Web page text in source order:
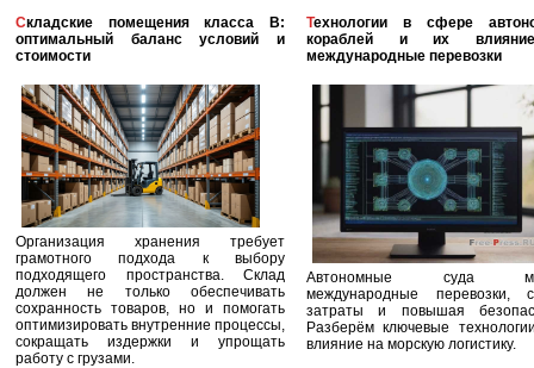
Складские помещения класса B:
оптимальный баланс условий и
стоимости
Организация хранения требует
грамотного подхода к выбору
подходящего пространства. Склад
должен не только обеспечивать
сохранность товаров, но и помогать
оптимизировать внутренние процессы,
сокращать издержки и упрощать
работу с грузами.
Технологии в сфере автономных
кораблей и их
международные перевозки
Автономные суда
международные перевозки,
затраты и повышая
Разберём ключевые
влияние на морскую логистику.